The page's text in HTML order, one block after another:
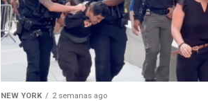
NEW YORK 2 semanas ago